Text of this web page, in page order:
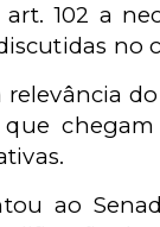
102 a
no
relevância
que
ao